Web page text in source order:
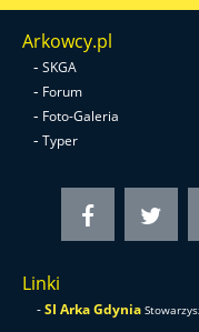
Arkowcy.pl
- SKGA
- Forum
- Foto-Galeria
- Typer
Linki
-SI Arka Gdynia